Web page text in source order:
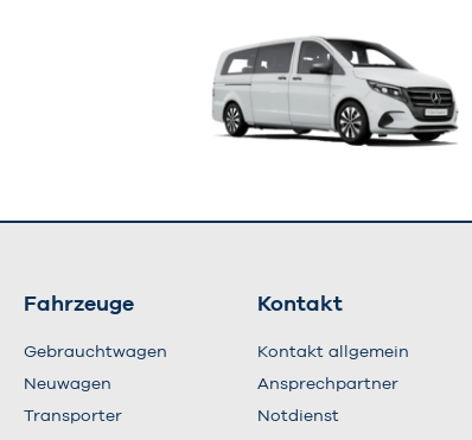
Fahrzeuge
Gebrauchtwagen
Neuwagen
Transporter
Kontakt
Kontakt allgemein
Ansprechpartner
Notdienst